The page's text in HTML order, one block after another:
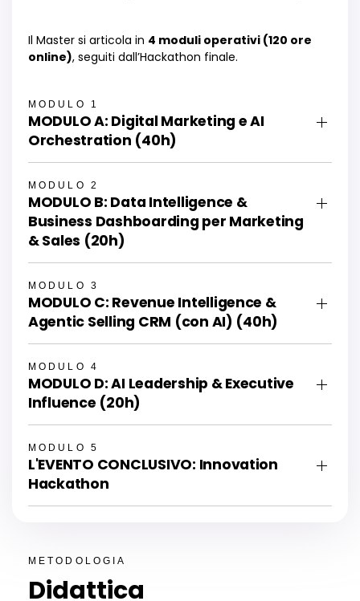
Il Master si articola in 4 moduli operativi (120 ore
online), seguiti dall’Hackathon finale.
MODULO 1
MODULO A: Digital Marketing e AI
Orchestration (40h)
MODULO 2
MODULO B: Data Intelligence &
Business Dashboarding per Marketing
& Sales (20h)
MODULO 3
MODULO C: Revenue Intelligence &
Agentic Selling CRM (con AI) (40h)
MODULO 4
MODULO D: AI Leadership & Executive
Influence (20h)
MODULO 5
L'EVENTO CONCLUSIVO: Innovation
Hackathon
METODOLOGIA
Didattica